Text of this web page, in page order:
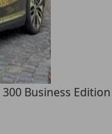
300 Business Edition